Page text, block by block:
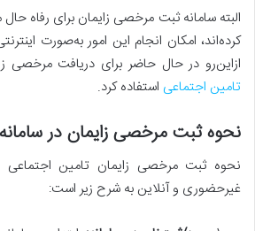
البته سامانه ثبت مرخصی زایمان برای رفاه حال
کرده‌اند، امکان انجام این امور به‌صورت
از‌این‌رو در حال حاضر برای دریافت مرخصی
تامین اجتماعی استفاده کرد.
نحوه ثبت مرخصی زایمان در
نحوه ثبت مرخصی زایمان تامین اجتماعی
غیرحضوری و آنلاین به شرح زیر است: